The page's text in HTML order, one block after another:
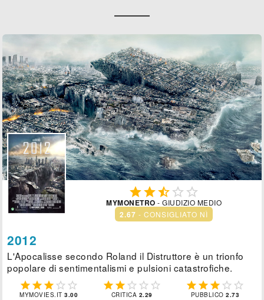
  
MYMONETRO - GIUDIZIO MEDIO
2.67 - CONSIGLIATO NÌ
2012
L'Apocalisse secondo Roland il Distruttore è un trionfo
popolare di sentimentalismi e pulsioni catastrofiche.
    
MYMOVIES.IT3.00
    
CRITICA 2.29
    
PUBBLICO2.73